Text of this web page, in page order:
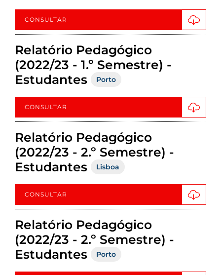
CONSULTAR
Relatório Pedagógico
(2022/23 - 1.º Semestre) -
Estudantes
Porto
CONSULTAR
Relatório Pedagógico
(2022/23 - 2.º Semestre) -
Estudantes
Lisboa
CONSULTAR
Relatório Pedagógico
(2022/23 - 2.º Semestre) -
Estudantes
Porto